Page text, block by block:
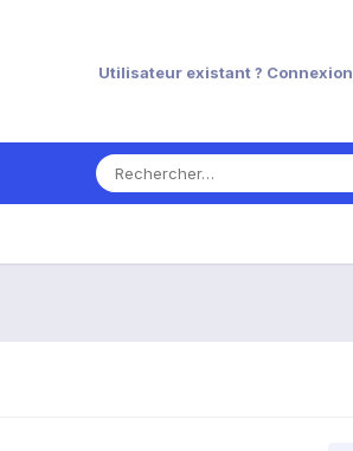
Utilisateur existant ? Connexion